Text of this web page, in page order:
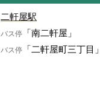
二軒屋駅
バス停 「南二軒屋」
バス停 「二軒屋町三丁目」